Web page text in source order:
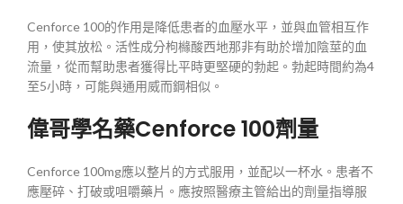
Cenforce 100的作用是降低患者的血壓水平，並與血管相互作
用，使其放松。活性成分枸櫞酸西地那非有助於增加陰莖的血
流量，從而幫助患者獲得比平時更堅硬的勃起。勃起時間約為4
至5小時，可能與通用威而鋼相似。
偉哥學名藥Cenforce 100劑量
Cenforce 100mg應以整片的方式服用，並配以一杯水。患者不
應壓碎、打破或咀嚼藥片。應按照醫療主管給出的劑量指導服